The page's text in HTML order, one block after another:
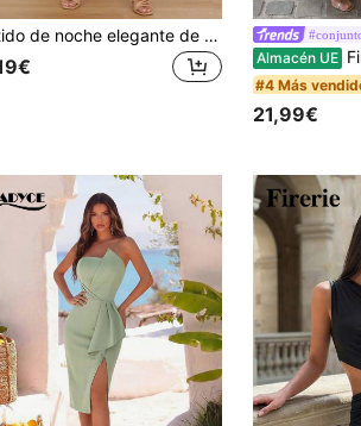
Vestido de noche elegante de satén con cuello alto sin mangas, vestido de fiesta, cóctel, boda, primavera y otoño
Almacén UE Firerie
#4 Más
21,99€